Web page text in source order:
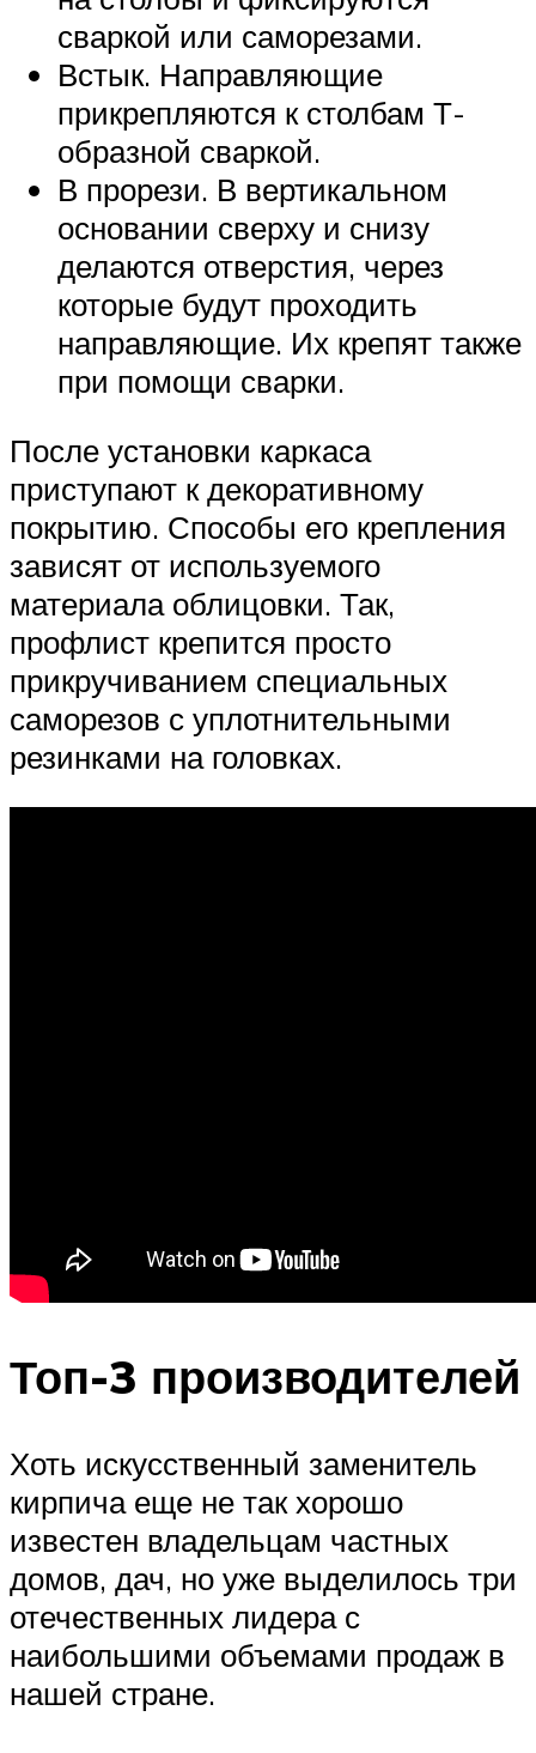
сваркой или саморезами.
Встык. Направляющие
прикрепляются к столбам Т-
образной сваркой.
В прорези. В вертикальном
основании сверху и снизу
делаются отверстия, через
которые будут проходить
направляющие. Их крепят также
при помощи сварки.
После установки каркаса
приступают к декоративному
покрытию. Способы его крепления
зависят от используемого
материала облицовки. Так,
профлист крепится просто
прикручиванием специальных
саморезов с уплотнительными
резинками на головках.
Топ-3 производителей
Хоть искусственный заменитель
кирпича еще не так хорошо
известен владельцам частных
домов, дач, но уже выделилось три
отечественных лидера с
наибольшими объемами продаж в
нашей стране.